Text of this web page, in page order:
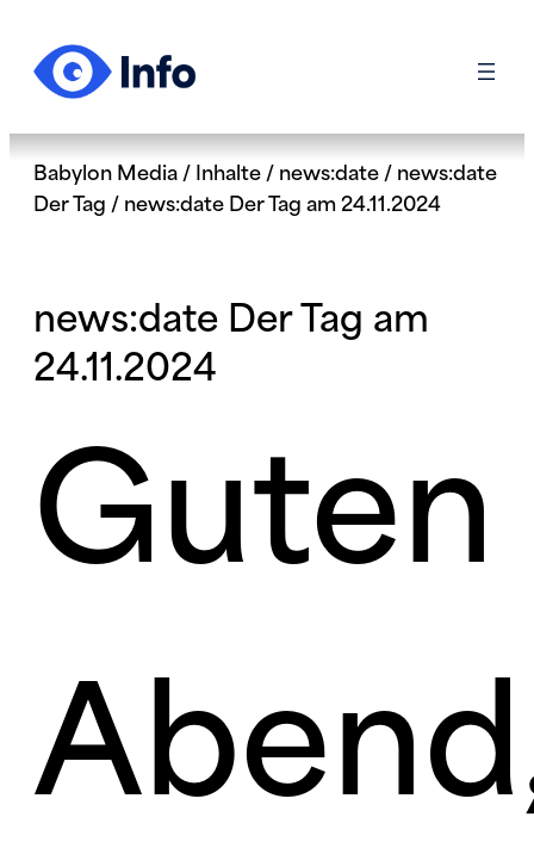
Inhalt
springen
Babylon Media / Inhalte / news:date / news:date
Der Tag / news:date Der Tag am 24.11.2024
news:date Der Tag am
24.11.2024
Guten